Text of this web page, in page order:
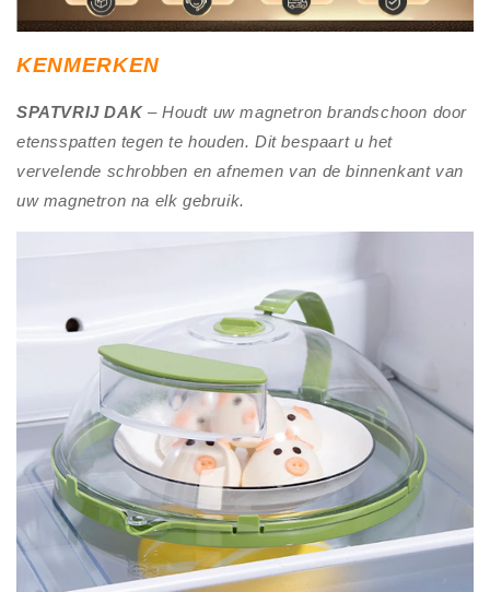
KENMERKEN
SPATVRIJ DAK– Houdt uw magnetron brandschoon door
etensspatten tegen te houden. Dit bespaart u het
vervelende schrobben en afnemen van de binnenkant van
uw magnetron na elk gebruik.